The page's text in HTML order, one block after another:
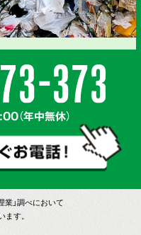
（年中無休）
」調べにおいて
す。